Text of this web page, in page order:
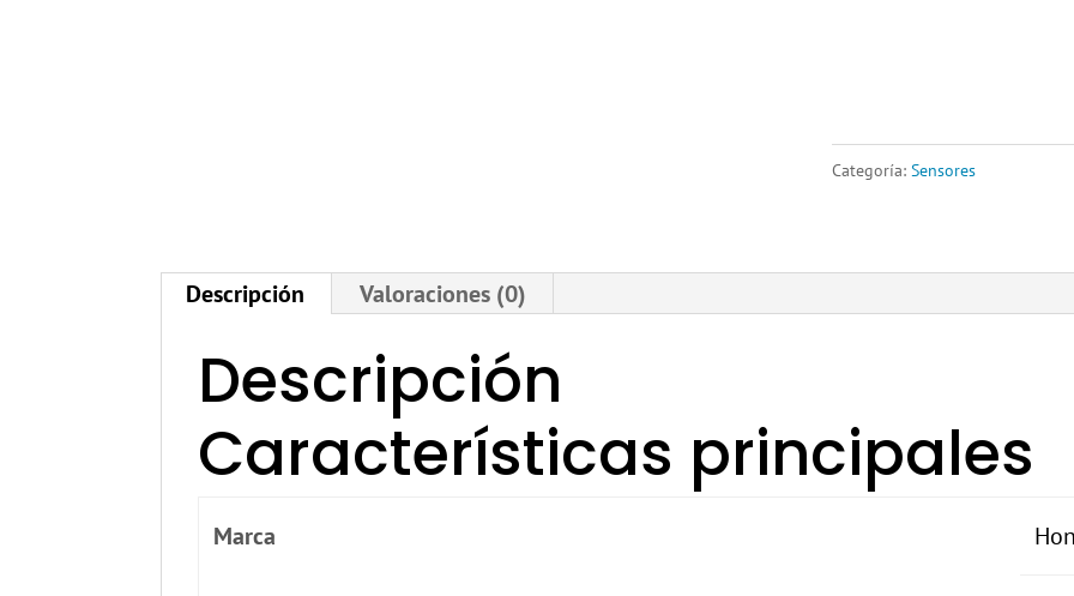
Categoría: Sensores
Descripción Valoraciones (0)
Descripción
Características principales
Marca